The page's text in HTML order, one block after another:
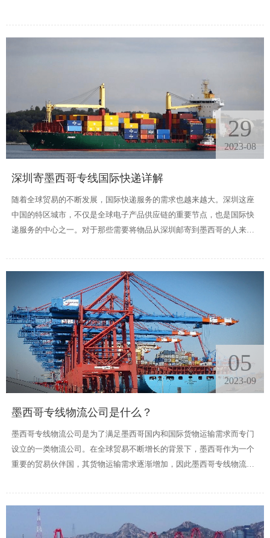
29
2023-08
深圳寄墨西哥专线国际快递详解
随着全球贸易的不断发展，国际快递服务的需求也越来越大。深圳这座
中国的特区城市，不仅是全球电子产品供应链的重要节点，也是国际快
递服务的中心之一。对于那些需要将物品从深圳邮寄到墨西哥的人来
专线是一种高效、快捷、安全的国际快递服务。与普通的国际快递相
比，深圳寄墨西哥专线国际快递具有以下几个独特的特点。
05
2023-09
墨西哥专线物流公司是什么？
墨西哥专线物流公司是为了满足墨西哥国内和国际货物运输需求而专门
设立的一类物流公司。在全球贸易不断增长的背景下，墨西哥作为一个
重要的贸易伙伴国，其货物运输需求逐渐增加，因此墨西哥专线物流公